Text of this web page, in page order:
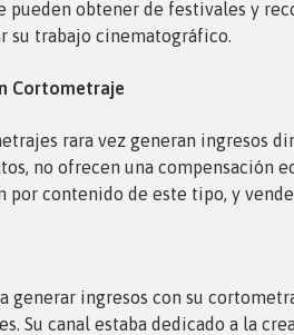
obtener de festivales y
su trabajo cinematográfico.
Cortometraje
rara vez generan ingresos
no ofrecen una compensación
por contenido de este tipo, y
generar ingresos con su
Su canal estaba dedicado a la